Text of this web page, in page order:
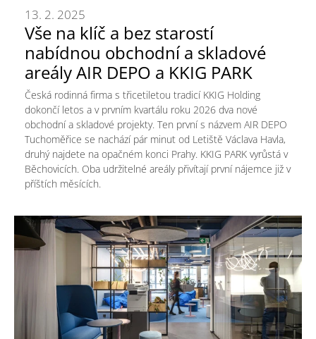
Vše na klíč a bez starostí
nabídnou obchodní a skladové
areály AIR DEPO a KKIG PARK
13. 2. 2025
Česká rodinná firma s třicetiletou tradicí KKIG Holding
dokončí letos a v prvním kvartálu roku 2026 dva nové
obchodní a skladové projekty. Ten první s názvem AIR DEPO
Tuchoměřice se nachází pár minut od Letiště Václava Havla,
druhý najdete na opačném konci Prahy. KKIG PARK vyrůstá v
Běchovicích. Oba udržitelné areály přivítají první nájemce již v
příštích měsících.